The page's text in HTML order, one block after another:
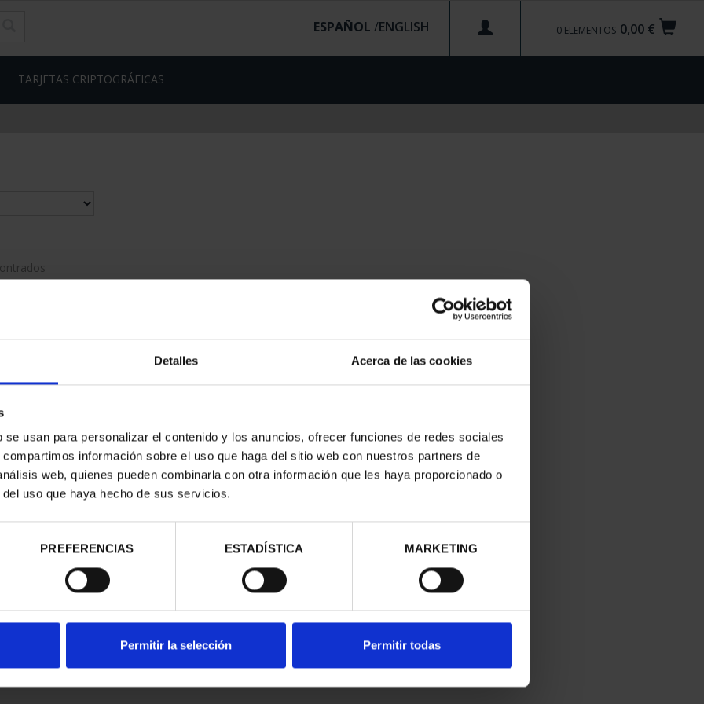
Detalles Acerca de las cookies
usan para personalizar el contenido y los anuncios, ofrecer funciones de redes sociales
información sobre el uso que haga del sitio web con nuestros partners de
web, quienes pueden combinarla con otra información que les haya proporcionado o
uso que haya hecho de sus servicios.
PREFERENCIAS ESTADÍSTICA MARKETING
Permitir la selección Permitir todas
0,00 €
0 ELEMENTOS
ESPAÑOL /
TARJETAS CRIPTOGRÁFICAS
I -